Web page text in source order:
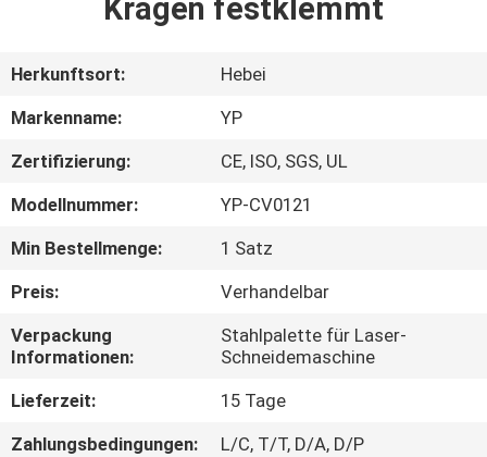
UNS
QUALITÄTSKONTROLLE
KONTAKT
MIT
UNS
Kragen festklemmt
Herkunftsort:
Hebei
Markenname:
YP
Zertifizierung:
CE, ISO, SGS, UL
Modellnummer:
YP-CV0121
Min Bestellmenge:
1 Satz
Preis:
Verhandelbar
Verpackung
Informationen:
Stahlpalette für Laser-
Schneidemaschine
Lieferzeit:
15 Tage
Zahlungsbedingungen:
L/C, T/T, D/A, D/P